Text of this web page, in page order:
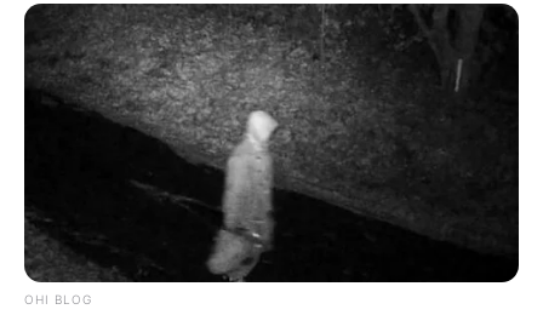
OHI BLOG